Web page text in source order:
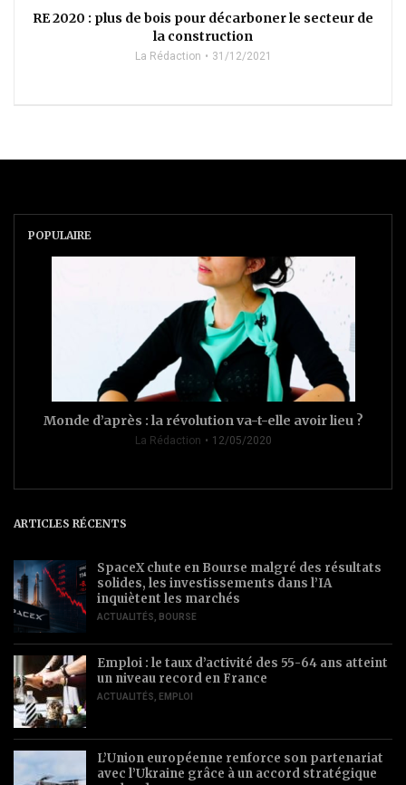
RE 2020 : plus de bois pour décarboner le secteur de
la construction
La Rédaction 31/12/2021
POPULAIRE
Monde d’après : la révolution va-t-elle avoir lieu ?
La Rédaction 12/05/2020
ARTICLES RÉCENTS
SpaceX chute en Bourse malgré des résultats
solides, les investissements dans l’IA
inquiètent les marchés
ACTUALITÉS BOURSE
Emploi : le taux d’activité des 55-64 ans atteint
un niveau record en France
ACTUALITÉS EMPLOI
L’Union européenne renforce son partenariat
avec l’Ukraine grâce à un accord stratégique